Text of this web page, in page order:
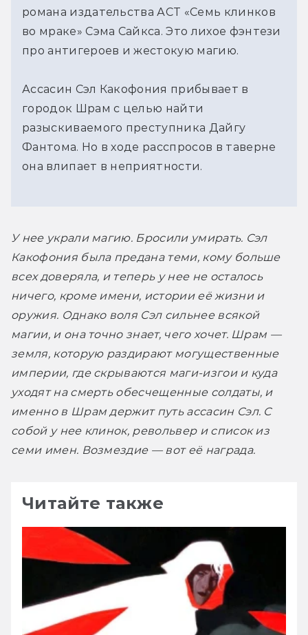
романа издательства АСТ «Семь клинков
во мраке» Сэма Сайкса. Это лихое фэнтези
про антигероев и жестокую магию.
Ассасин Сэл Какофония прибывает в
городок Шрам с целью найти
разыскиваемого преступника Дайгу
Фантома. Но в ходе расспросов в таверне
она влипает в неприятности.
У нее украли магию. Бросили умирать. Сэл
Какофония была предана теми, кому больше
всех доверяла, и теперь у нее не осталось
ничего, кроме имени, истории её жизни и
оружия. Однако воля Сэл сильнее всякой
магии, и она точно знает, чего хочет. Шрам —
земля, которую раздирают могущественные
империи, где скрываются маги-изгои и куда
уходят на смерть обесчещенные солдаты, и
именно в Шрам держит путь ассасин Сэл. С
собой у нее клинок, револьвер и список из
семи имен. Возмездие — вот её награда.
Читайте также